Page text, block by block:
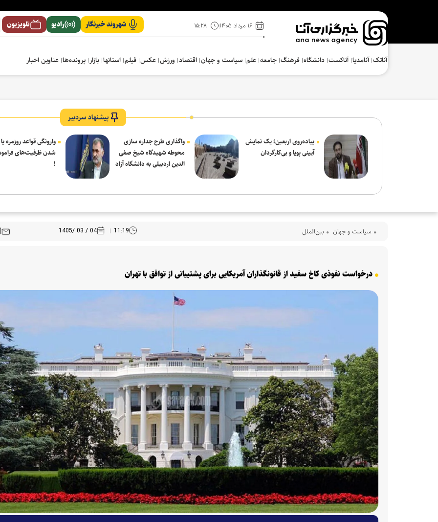
۱۶ مرداد ۱۴۰۵ ۱۵:۲۸ شهروند خبرنگار رادیو تلویزیون
آناتک آنامدیا آناکست دانشگاه فرهنگ‌ جامعه علم سیاست و جهان اقتصاد ورزش عکس فیلم استانها بازار پرونده‌ها عناوین اخبار
پیشنهاد سردبیر
پیاده‌روی اربعین؛ یک نمایش
آیینی پویا و بی‌کارگردان
واگذاری طرح جداره سازی
محوطه شهیدگاه شیخ صفی
الدین اردبیلی به دانشگاه آزاد
وارونگی قواعد روزمره
شدن ظرفیت‌های
!
سیاست و جهان بین‌الملل 11:19
04 / 03 /1405
درخواست نفوذی کاخ سفید از قانونگذاران آمریکایی برای پشتیبانی از توافق با تهران